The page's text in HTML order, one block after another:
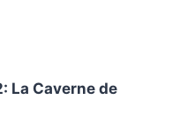
La Caverne de